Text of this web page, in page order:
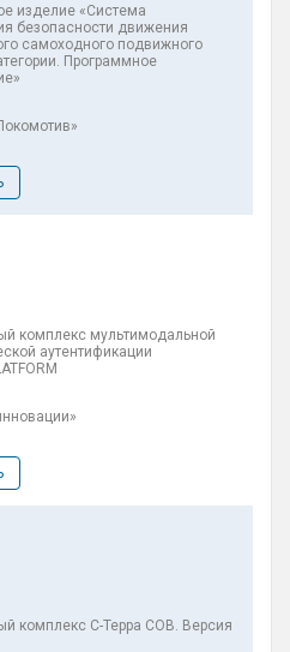
изделие «Система
безопасности движения
самоходного подвижного
Программное
комплекс мультимодальной
аутентификации
комплекс С-Терра СОВ. Версия